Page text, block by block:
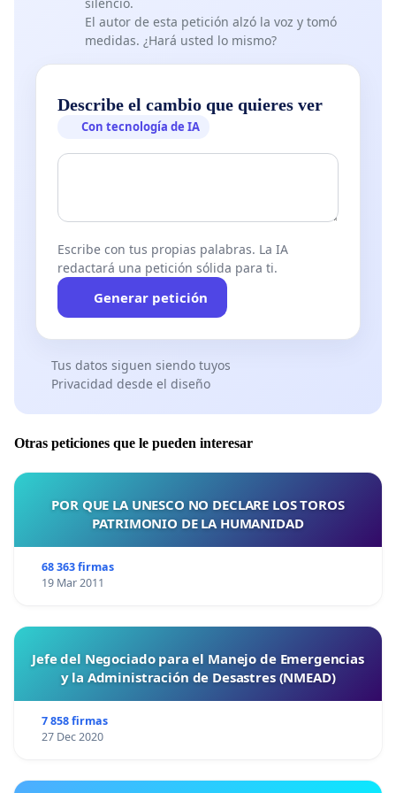
del régimen comunista, sin pensamiento crítico de la
cuestión. En estos días, al igual que en 2004, ningún
periodista rumano ha tenido el valor de apuntar a la
verdad, que una vez más es la prueba del hecho de que
totalmente sometidospara alguien más.
descubrirán el fraude perpetrado por las autoridades
de Rumania! Creo firmemente que los magistrados
franceses liberarán a Gregorian Bivolaru de inmediato,
respetando así los derechos fundamentales que el Sr.
Bivolaru tiene derecho, en conformidad con los
tratados internacionales.
También estoy seguro de que el personal jurídico
Bucarest por la forma en que hicieron uso de los
fin de cometer acciones abusivas muy agravadas, que
son incompatibles con las normas de un estado
miembro de la Unión Europea.
visitehttp://yogaesoteric.net/content.aspx?
lang=EN&item=0
El autor de esta petición alzó la voz y tomó
medidas. ¿Hará usted lo mismo?
Describe el cambio que quieres ver
Con tecnología de IA
Escribe con tus propias palabras. La IA
redactará una petición sólida para ti.
Generar petición
Tus datos siguen siendo tuyos
Privacidad desde el diseño
Otras peticiones que le pueden interesar
POR QUE LA UNESCO NO DECLARE LOS TOROS
PATRIMONIO DE LA HUMANIDAD
68 363 firmas
19 Mar 2011
Jefe del Negociado para el Manejo de Emergencias
y la Administración de Desastres (NMEAD)
7 858 firmas
27 Dec 2020